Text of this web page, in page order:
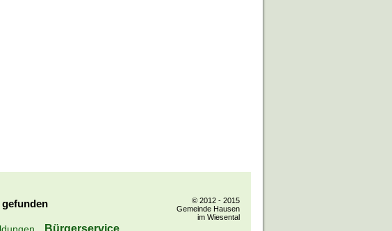
Bürgerservice
© 2012 - 2015
Gemeinde Hausen
im Wiesental